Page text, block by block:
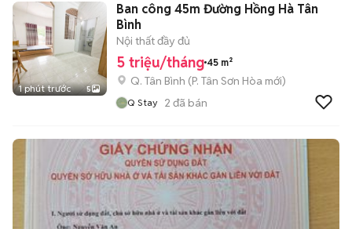
1 phút trước 5
Ban công 45m Đường Hồng Hà Tân
Bình
Nội thất đầy đủ
5 triệu/tháng 45 m²
Q. Tân Bình (P. Tân Sơn Hòa mới)
Q Stay 2 đã bán